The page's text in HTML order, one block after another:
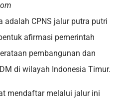
adalah CPNS jalur putra putri
afirmasi pemerintah
pembangunan dan
di wilayah Indonesia Timur.
mendaftar melalui jalur ini